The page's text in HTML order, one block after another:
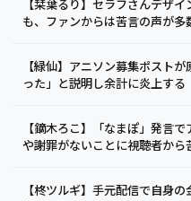
【栞葉るり】セラフさんデザ
も、ファンからは苦言の声が多
【緑仙】アニソン募集ポスト
った」と説明し余計に炎上する
【鏑木ろこ】「なまぽ」発言
や謝罪がないことに視聴者から
【柊ツルギ】手元配信で自身